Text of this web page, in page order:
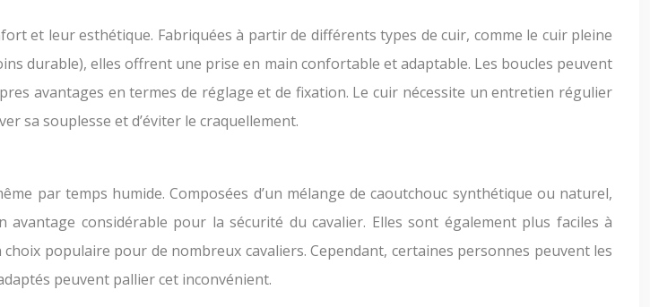
et leur esthétique. Fabriquées à partir de différents types de cuir, comme le cuir pleine
durable), elles offrent une prise en main confortable et adaptable. Les boucles peuvent
avantages en termes de réglage et de fixation. Le cuir nécessite un entretien régulier
sa souplesse et d’éviter le craquellement.
par temps humide. Composées d’un mélange de caoutchouc synthétique ou naturel,
considérable pour la sécurité du cavalier. Elles sont également plus faciles à
populaire pour de nombreux cavaliers. Cependant, certaines personnes peuvent les
peuvent pallier cet inconvénient.